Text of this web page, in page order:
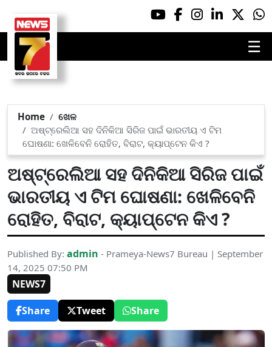
☰
Home
ଖେଳ
ଅଷ୍ଟ୍ରେଲିଆ ସହ ଦିନିକିଆ ସିରିଜ ପାଇଁ ଭାରତୀୟ ଏ ଟିମ
ଘୋଷଣା: ଖେଳିବେନି ରୋହିତ, ବିରାଟ, କ୍ୟାପ୍ଟେନ କିଏ ?
ଅଷ୍ଟ୍ରେଲିଆ ସହ ଦିନିକିଆ ସିରିଜ ପାଇଁ
ଭାରତୀୟ ଏ ଟିମ ଘୋଷଣା: ଖେଳିବେନି
ରୋହିତ, ବିରାଟ, କ୍ୟାପ୍ଟେନ କିଏ ?
Published By: admin - Prameya-News7 Bureau | September
14, 2025 07:50 PM
NEWS7
Share
Tweet Share